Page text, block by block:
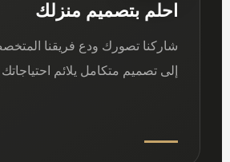
احلم بتصميم منزلك
شاركنا تصورك ودع فريقنا
إلى تصميم متكامل يلائم